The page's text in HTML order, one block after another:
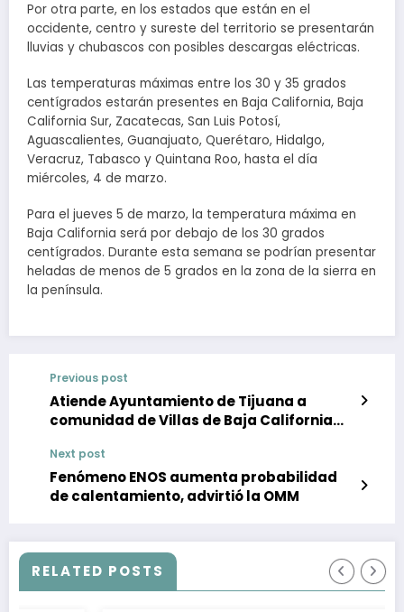
Por otra parte, en los estados que están en el
occidente, centro y sureste del territorio se presentarán
lluvias y chubascos con posibles descargas eléctricas.
Las temperaturas máximas entre los 30 y 35 grados
centígrados estarán presentes en Baja California, Baja
California Sur, Zacatecas, San Luis Potosí,
Aguascalientes, Guanajuato, Querétaro, Hidalgo,
Veracruz, Tabasco y Quintana Roo, hasta el día
miércoles, 4 de marzo.
Para el jueves 5 de marzo, la temperatura máxima en
Baja California será por debajo de los 30 grados
centígrados. Durante esta semana se podrían presentar
heladas de menos de 5 grados en la zona de la sierra en
la península.
Previous post
Atiende Ayuntamiento de Tijuana a
comunidad de Villas de Baja California
Next post
Fenómeno ENOS aumenta probabilidad
de calentamiento, advirtió la OMM
RELATED POSTS